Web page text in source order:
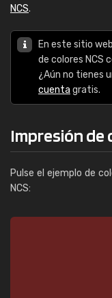
NCS.
En este sitio
de colores NCS
¿Aún no tienes
cuenta gratis.
Impresión de
Pulse el ejemplo de
NCS: